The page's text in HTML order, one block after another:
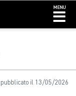
MENU
pubblicato il 13/05/2026